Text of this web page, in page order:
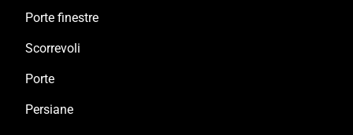
Porte finestre
Scorrevoli
Porte
Persiane